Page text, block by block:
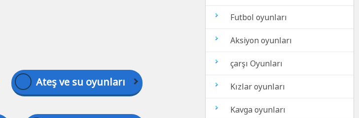
Futbol oyunları
Aksiyon oyunları
çarşı Oyunları
Kızlar oyunları
Kavga oyunları
Ateş ve su oyunları